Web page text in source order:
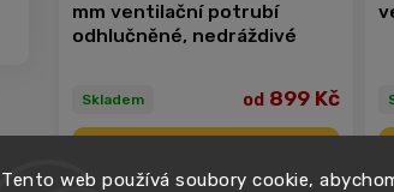
Tento web používá soubory cookie,
mm ventilační potrubí
odhlučněné, nedráždivé
Skladem od899 Kč